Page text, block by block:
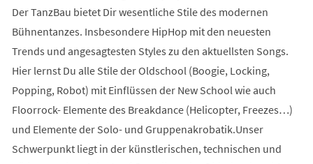
Der TanzBau bietet Dir wesentliche Stile des modernen
Bühnentanzes. Insbesondere HipHop mit den neuesten
Trends und angesagtesten Styles zu den aktuellsten Songs.
Hier lernst Du alle Stile der Oldschool (Boogie, Locking,
Popping, Robot) mit Einflüssen der New School wie auch
Floorrock- Elemente des Breakdance (Helicopter, Freezes…)
und Elemente der Solo- und Gruppenakrobatik.Unser
Schwerpunkt liegt in der künstlerischen, technischen und